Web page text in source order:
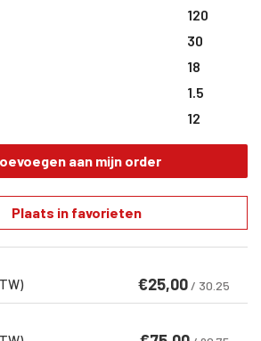
120
30
18
1.5
12
aan mijn order
Plaats in favorieten
€25,00 / 30.25